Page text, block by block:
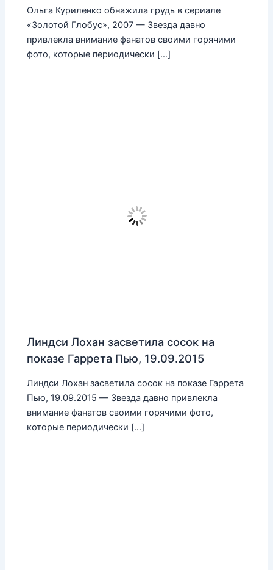
Ольга Куриленко обнажила грудь в сериале
«Золотой Глобус», 2007 — Звезда давно
привлекла внимание фанатов своими горячими
фото, которые периодически […]
Линдси Лохан засветила сосок на
показе Гаррета Пью, 19.09.2015
Линдси Лохан засветила сосок на показе Гаррета
Пью, 19.09.2015 — Звезда давно привлекла
внимание фанатов своими горячими фото,
которые периодически […]